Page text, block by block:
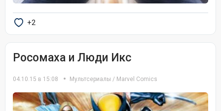
+2
Росомаха и Люди Икс
04.10.15 в 15:08 Мультсериалы / Marvel Comics